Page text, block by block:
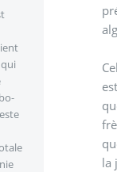
la